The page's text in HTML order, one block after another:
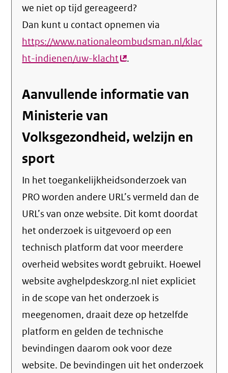
we niet op tijd gereageerd?
Dan kunt u contact opnemen via
https://www.nationaleombudsman.nl/klac
ht-indienen/uw-klacht(externe
.
Aanvullende informatie van
Ministerie van
Volksgezondheid, welzijn en
sport
In het toegankelijkheidsonderzoek van
PRO worden andere URL’s vermeld dan de
URL’s van onze website. Dit komt doordat
het onderzoek is uitgevoerd op een
technisch platform dat voor meerdere
overheid websites wordt gebruikt. Hoewel
website avghelpdeskzorg.nl niet expliciet
in de scope van het onderzoek is
meegenomen, draait deze op hetzelfde
platform en gelden de technische
bevindingen daarom ook voor deze
website. De bevindingen uit het onderzoek